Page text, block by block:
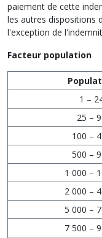
paiement de cette
les autres dispositions
l'exception de
Facteur population
1 –
25 –
100 –
500 –
1 000 –
2 000 –
5 000 –
7 500 –